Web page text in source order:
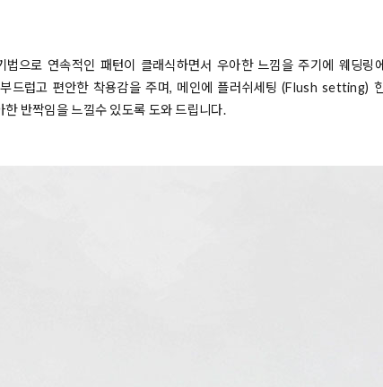
으로 연속적인 패턴이 클래식하면서 우아한 느낌을 주기에 웨딩링
드럽고 편안한 착용감을 주며, 메인에 플러쉬세팅 (Flush setting)
반짝임을 느낄수 있도록 도와 드립니다.